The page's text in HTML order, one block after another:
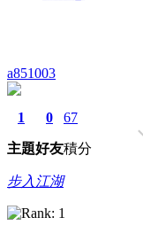
a851003
1
主題
0
好友
67
積分
步入江湖